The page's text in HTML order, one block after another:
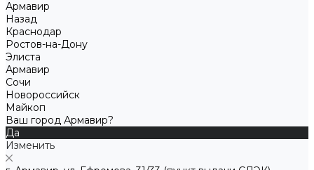
Армавир
Назад
Краснодар
Ростов-на-Дону
Элиста
Армавир
Сочи
Новороссийск
Майкоп
Ваш город Армавир?
Да
Изменить